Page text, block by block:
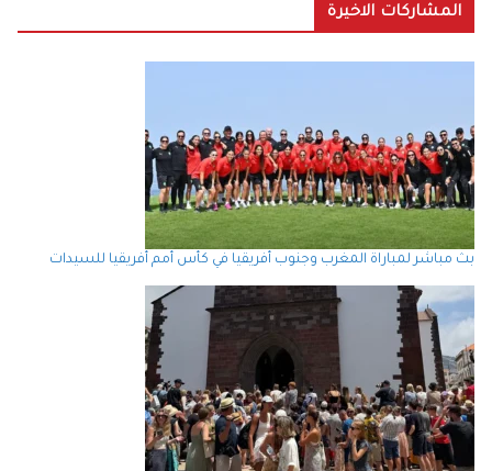
المشاركات الاخيرة
بث مباشر لمباراة المغرب وجنوب أفريقيا في كأس أمم أفريقيا للسيدات